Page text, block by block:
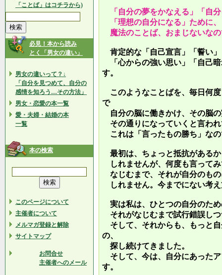
「ことば」はコチラから)
必見！本から読み
とく「男女の違い」
男女の違いって？↓
「自分を見つめて、自分の
感情を知ろう…その方法」
男女・恋愛の本一覧
愛・夫婦・結婚の本
一覧
本の検索
このページについて
主催者について
メルマガ登録と解除
サイトマップ
お問合せ
主催者へのメール
「自分の夢をかなえる」「自
「理想の自分になる」ために
魔法のことば、おまじないな
肯定的な「自己宣言」「誓い
「心からの強い思い」「自己
す。
このようなことばを、毎日何
で
自分の脳に働きかけ、その脳
その通りになっていくと言わ
これは「言ったもの勝ち」な
最初は、ちょっと抵抗がある
しれませんが、何度も言って
なじむまで、それが自分のも
しれません。今までにない考
実は私は、ひとつの自分のた
それがなじむまで試行錯誤し
そして、それからも、もっと
の、
探し続けてきました。
そして、今は、自分にあった
す。